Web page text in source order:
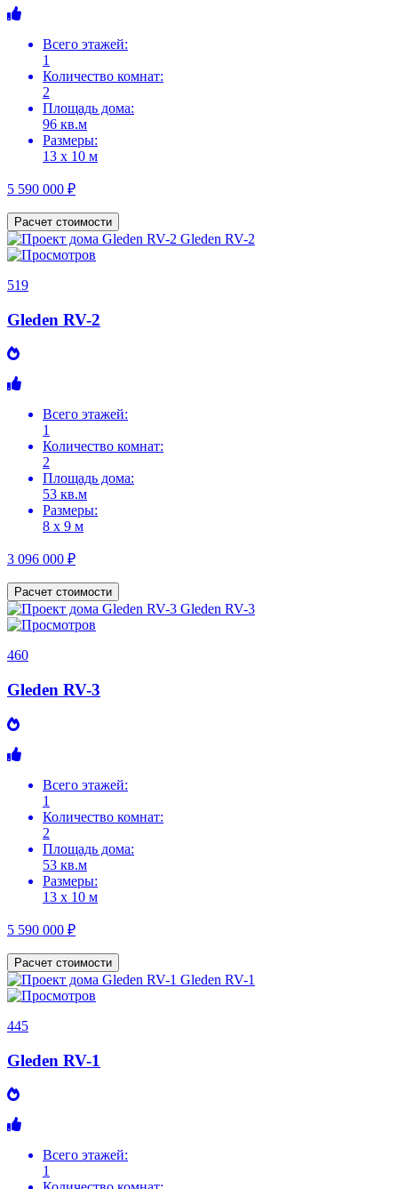
Всего этажей:
1
Количество комнат:
2
Площадь дома:
96 кв.м
Размеры:
13 х 10 м
5 590 000 ₽
Расчет стоимости
519
Gleden RV-2
Всего этажей:
1
Количество комнат:
2
Площадь дома:
53 кв.м
Размеры:
8 х 9 м
3 096 000 ₽
Расчет стоимости
460
Gleden RV-3
Всего этажей:
1
Количество комнат:
2
Площадь дома:
53 кв.м
Размеры:
13 х 10 м
5 590 000 ₽
Расчет стоимости
445
Gleden RV-1
Всего этажей:
1